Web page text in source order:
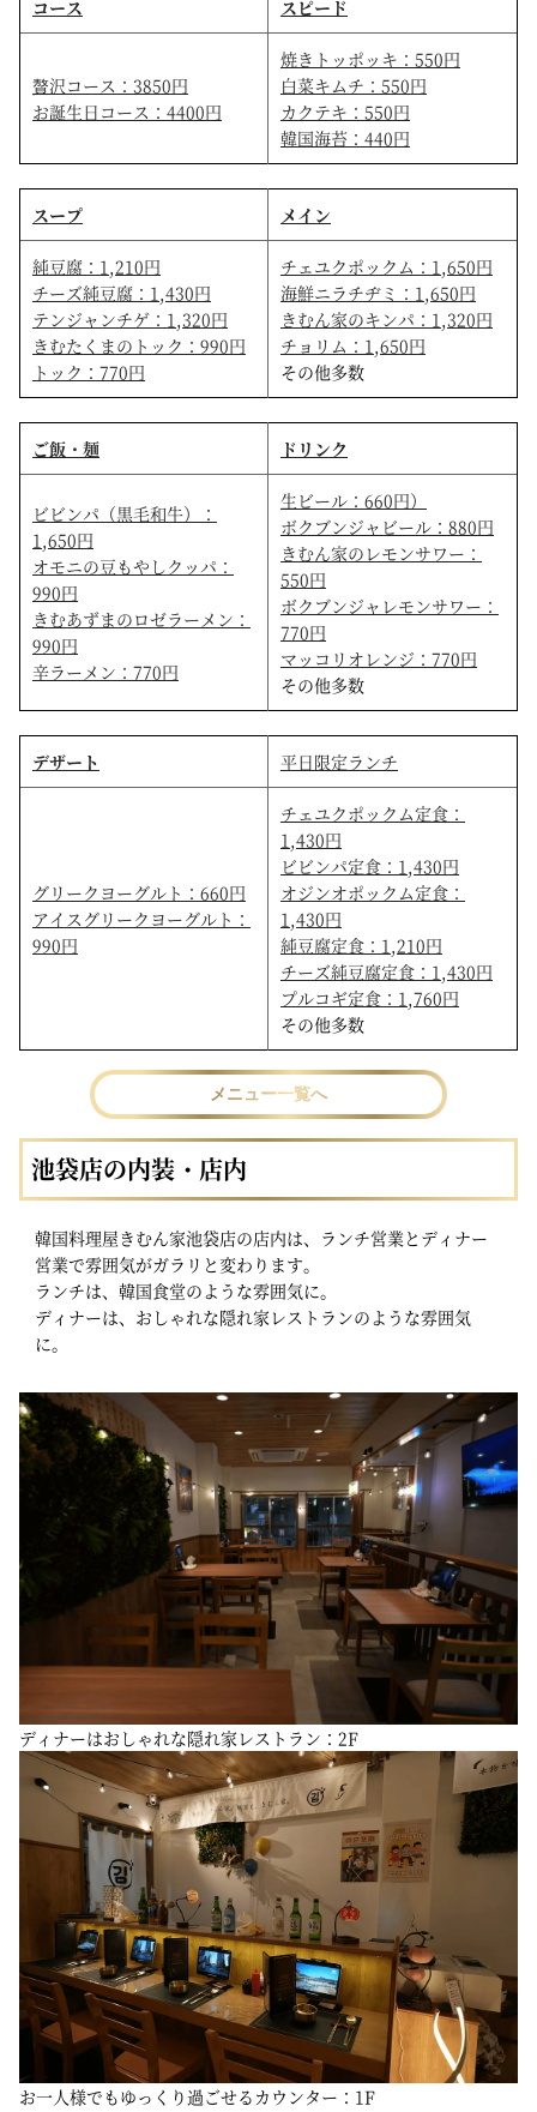
コース スピード
贅沢コース：3850円
お誕生日コース：4400円
焼きトッポッキ：550円
白菜キムチ：550円
カクテキ：550円
韓国海苔：440円
スープ メイン
純豆腐：1,210円
チーズ純豆腐：1,430円
テンジャンチゲ：1,320円
きむたくまのトック：990円
トック：770円
チェユクポックム：1,650円
海鮮ニラチヂミ：1,650円
きむん家のキンパ：1,320円
チョリム：1,650円
その他多数
ご飯・麺 ドリンク
ビビンパ（黒毛和牛）：
1,650円
オモニの豆もやしクッパ：
990円
きむあずまのロゼラーメン：
990円
辛ラーメン：770円
生ビール：660円）
ボクブンジャビール：880円
きむん家のレモンサワー：
550円
ボクブンジャレモンサワー：
770円
マッコリオレンジ：770円
その他多数
デザート 平日限定ランチ
グリークヨーグルト：660円
アイスグリークヨーグルト：
990円
チェユクポックム定食：
1,430円
ビビンパ定食：1,430円
オジンオポックム定食：
1,430円
純豆腐定食：1,210円
チーズ純豆腐定食：1,430円
プルコギ定食：1,760円
その他多数
メニュー一覧へ
池袋店の内装・店内
韓国料理屋きむん家池袋店の店内は、ランチ営業とディナー
営業で雰囲気がガラリと変わります。
ランチは、韓国食堂のような雰囲気に。
ディナーは、おしゃれな隠れ家レストランのような雰囲気
に。
ディナーはおしゃれな隠れ家レストラン：2F
お一人様でもゆっくり過ごせるカウンター：1F